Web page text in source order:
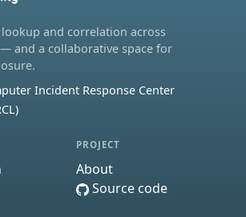
and correlation across
and a collaborative space for
Incident Response Center
PROJECT
About
Source code